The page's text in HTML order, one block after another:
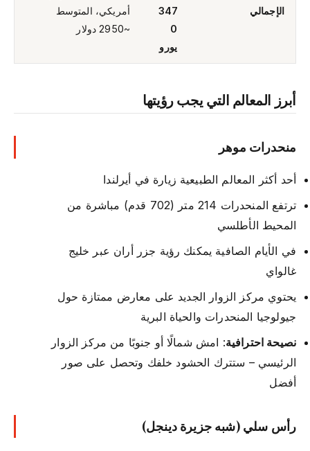
الإجمالي
347
0
يورو
أمريكي، المتوسط
~2950 دولار
أبرز المعالم التي يجب رؤيتها
منحدرات موهر
أحد أكثر المعالم الطبيعية زيارة في أيرلندا
ترتفع المنحدرات 214 متر (702 قدم) مباشرة من
المحيط الأطلسي
في الأيام الصافية يمكنك رؤية جزر أران عبر خليج
غالواي
يحتوي مركز الزوار الجديد على معارض ممتازة حول
جيولوجيا المنحدرات والحياة البرية
نصيحة احترافية: امش شمالًا أو جنوبًا من مركز الزوار
الرئيسي – ستترك الحشود خلفك وتحصل على صور
أفضل
رأس سلي (شبه جزيرة دينجل)